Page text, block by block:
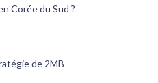
Corée du Sud ?
de 2MB